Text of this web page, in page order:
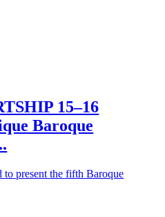
15–16
Baroque
to present the fifth Baroque